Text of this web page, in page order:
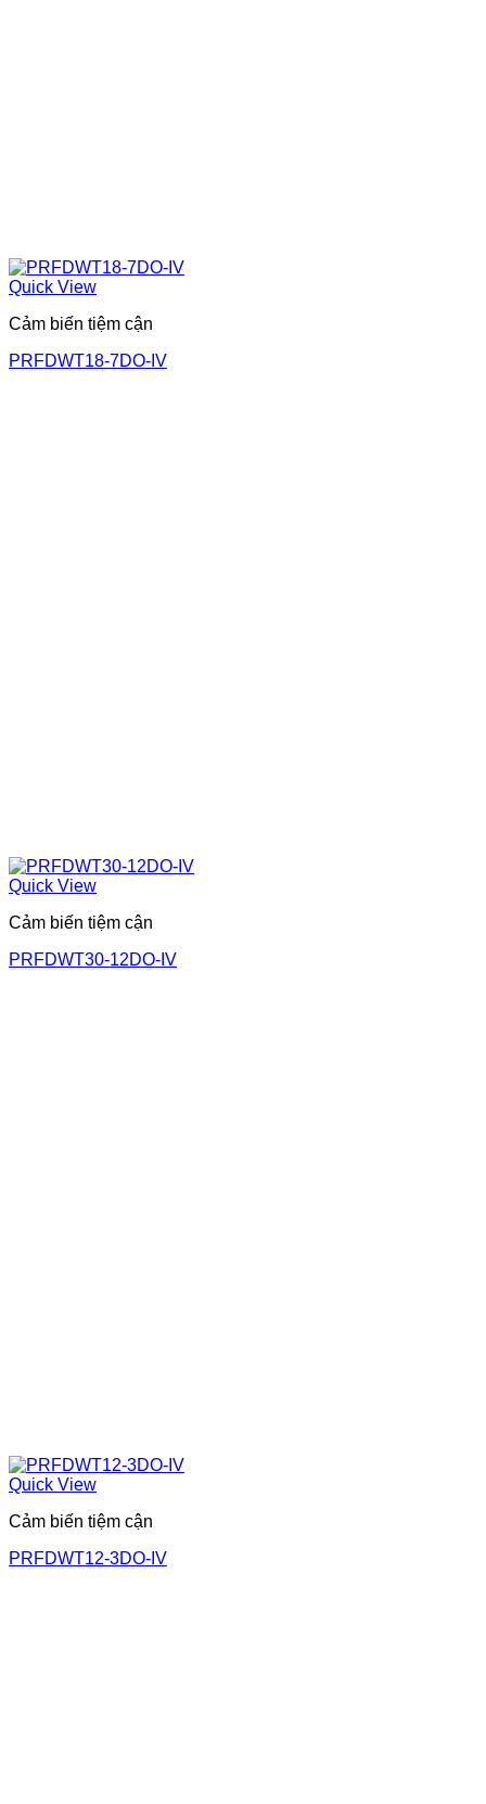
Quick View
Cảm biến tiệm cận
PRFDWT18-7DO-IV
Quick View
Cảm biến tiệm cận
PRFDWT30-12DO-IV
Quick View
Cảm biến tiệm cận
PRFDWT12-3DO-IV